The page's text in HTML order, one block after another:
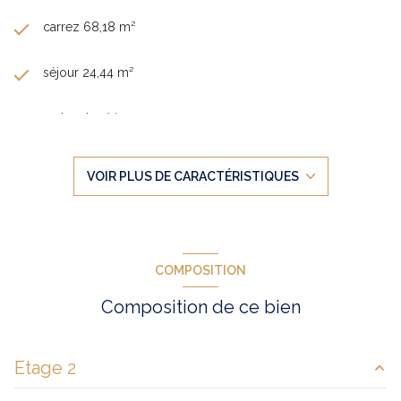
carrez 68,18 m²
séjour 24,44 m²
2 chambre(s)
Chauffage collectif : radiateur (autre)
exposition Nord-Ouest
7 étage(s)
VOIR PLUS DE CARACTÉRISTIQUES
COMPOSITION
Composition de ce bien
Etage 2